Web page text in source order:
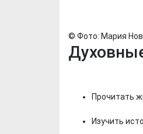
© Фото: Мария
Прочитать
Изучить